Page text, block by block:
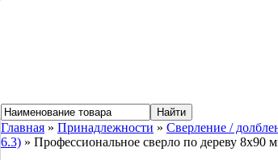
Главная » Принадлежности » Сверление /
6.3) » Профессиональное сверло по дереву 8x90